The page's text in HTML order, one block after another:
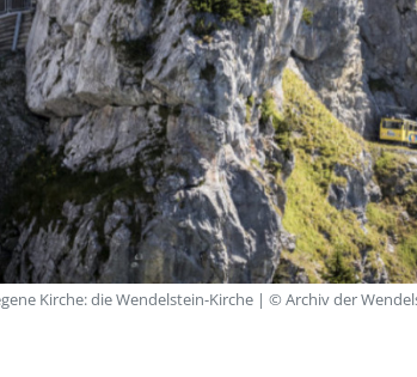
Kirche: die Wendelstein-Kirche | © Archiv der